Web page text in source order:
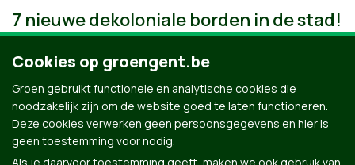
7 nieuwe dekoloniale borden in de stad!
Cookies op groengent.be
Groen gebruikt functionele en analytische cookies die
noodzakelijk zijn om de website goed te laten functioneren.
Deze cookies verwerken geen persoonsgegevens en hier is
geen toestemming voor nodig.